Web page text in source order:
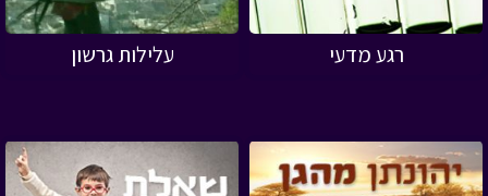
רגע מדעי עלילות גרשון